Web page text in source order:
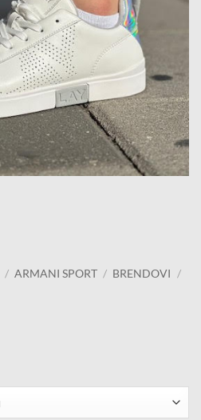
/ ARMANI SPORT / BRENDOVI /